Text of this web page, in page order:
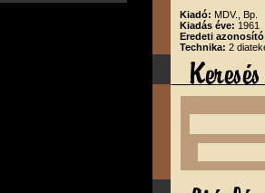
Kiadó: MDV., Bp.
Kiadás éve: 1961
Eredeti
Technika: 2